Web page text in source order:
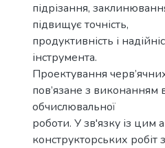
підрізання,
підвищує точність,
продуктивність і
інструмента.
Проектування
пов’язане з виконанням
обчислювальної
роботи. У зв'язку із цим
конструкторських робіт